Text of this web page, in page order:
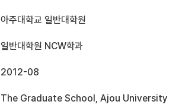
아주대학교 일반대학원
일반대학원 NCW학과
2012-08
The Graduate School, Ajou University